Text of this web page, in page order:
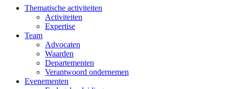
Thematische activiteiten
Activiteiten
Expertise
Team
Advocaten
Waarden
Departementen
Verantwoord ondernemen
Evenementen